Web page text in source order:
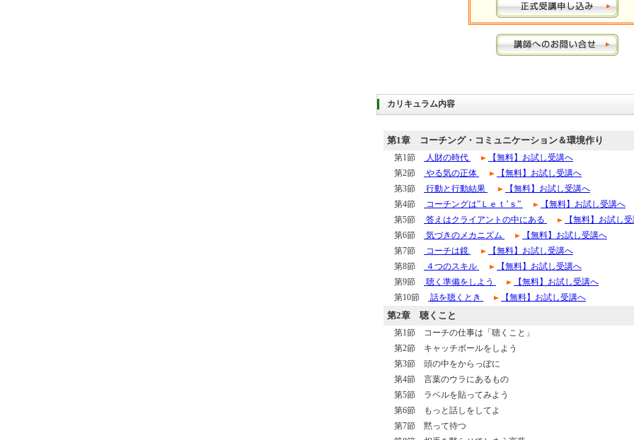
カリキュラム内容
第1章 コーチング・コミュニケーション＆環境作り
第1節 人財の時代
【無料】お試し受講へ
第2節
やる気の正体
【無料】お試し受講へ
第3節
行動と行動結果
【無料】お試し受講へ
第4節
コーチングは”Ｌｅｔ’ｓ”
【無料】お試し受講へ
第5節
答えはクライアントの中にある
【無料】お試し
第6節
気づきのメカニズム
【無料】お試し受講へ
第7節
コーチは鏡
【無料】お試し受講へ
第8節
４つのスキル
【無料】お試し受講へ
第9節
聴く準備をしよう
【無料】お試し受講へ
第10節
話を聴くとき 【無料】お試し受講へ
第2章 聴くこと
第1節 コーチの仕事は「聴くこと」
第2節 キャッチボールをしよう
第3節 頭の中をからっぽに
第4節 言葉のウラにあるもの
第5節 ラベルを貼ってみよう
第6節 もっと話しをしてよ
第7節 黙って待つ